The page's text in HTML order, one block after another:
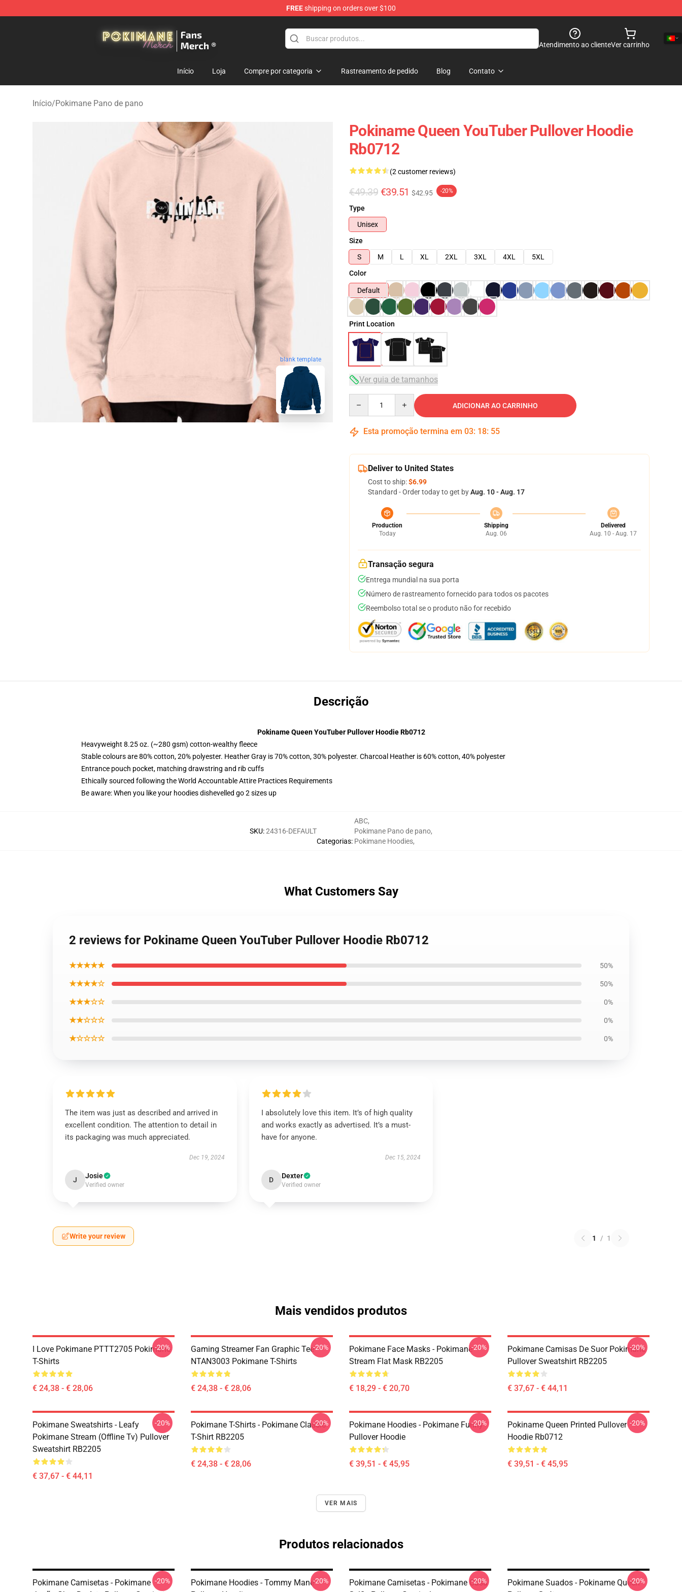
FREEshipping on orders over $100
Atendimento ao clienteVer carrinho
Início Loja Compre por categoria Rastreamento de pedido Blog Contato
Início/Pokimane Pano de pano
blank template
Pokiname Queen YouTuber Pullover Hoodie
Rb0712
(2 customer reviews)
€49.39 €39.51 $42.95 -20%
Type
Unisex
Size
S
M L XL 2XL 3XL 4XL
5XL
Color
Default
Print Location
Ver guia de tamanhos
ADICIONAR AO CARRINHO
Esta promoção termina em 03: 18: 54
Deliver to United States
Cost to ship:$6.99
Standard - Order today to get byAug. 10 - Aug. 17
Production
Today
Shipping
Aug. 06
Delivered
Aug. 10 - Aug. 17
Transação segura
Entrega mundial na sua porta
Número de rastreamento fornecido para todos os pacotes
Reembolso total se o produto não for recebido
Descrição
Pokiname Queen YouTuber Pullover Hoodie Rb0712
Heavyweight 8.25 oz. (~280 gsm) cotton-wealthy fleece
Stable colours are 80% cotton, 20% polyester. Heather Gray is 70% cotton, 30% polyester. Charcoal Heather is 60% cotton, 40% polyester
Entrance pouch pocket, matching drawstring and rib cuffs
Ethically sourced following the World Accountable Attire Practices Requirements
Be aware: When you like your hoodies dishevelled go 2 sizes up
SKU:24316-DEFAULT
Categorias:
ABC,
Pokimane Pano de pano,
Pokimane Hoodies,
What Customers Say
2 reviews for Pokiname Queen YouTuber Pullover Hoodie Rb0712
★★★★★ 50%
★★★★☆ 50%
★★★☆☆ 0%
★★☆☆☆ 0%
★☆☆☆☆ 0%
The item was just as described and arrived in
excellent condition. The attention to detail in
its packaging was much appreciated.
Dec 19, 2024
J Josie
Verified owner
I absolutely love this item. It’s of high quality
and works exactly as advertised. It’s a must-
have for anyone.
Dec 15, 2024
D Dexter
Verified owner
Write your review 1 / 1
Mais vendidos produtos
I Love Pokimane PTTT2705 Pokimane
T-Shirts
€ 24,38 - € 28,06
-20%
Gaming Streamer Fan Graphic Tee
NTAN3003 Pokimane T-Shirts
€ 24,38 - € 28,06
-20%
Pokimane Face Masks - Pokimane
Stream Flat Mask RB2205
€ 18,29 - € 20,70
-20%
Pokimane Camisas De Suor Pokimane
Pullover Sweatshirt RB2205
€ 37,67 - € 44,11
-20%
Pokimane Sweatshirts - Leafy
Pokimane Stream (Offline Tv) Pullover
Sweatshirt RB2205
€ 37,67 - € 44,11
-20%
Pokimane T-Shirts - Pokimane Classic
T-Shirt RB2205
€ 24,38 - € 28,06
-20%
Pokimane Hoodies - Pokimane Funny
Pullover Hoodie
€ 39,51 - € 45,95
-20%
Pokiname Queen Printed Pullover
Hoodie Rb0712
€ 39,51 - € 45,95
-20%
VER MAIS
Produtos relacionados
Pokimane Camisetas - Pokimane -20%
Pokimane Hoodies - Tommy Mane-20%
Pokimane Camisetas - Pokimane Casa
-20%
Pokimane Suados - Pokiname Queen
-20%